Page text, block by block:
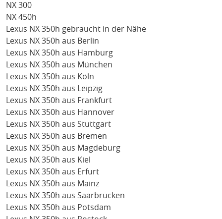
NX 300
NX 450h
Lexus NX 350h gebraucht in der Nähe
Lexus NX 350h aus Berlin
Lexus NX 350h aus Hamburg
Lexus NX 350h aus München
Lexus NX 350h aus Köln
Lexus NX 350h aus Leipzig
Lexus NX 350h aus Frankfurt
Lexus NX 350h aus Hannover
Lexus NX 350h aus Stuttgart
Lexus NX 350h aus Bremen
Lexus NX 350h aus Magdeburg
Lexus NX 350h aus Kiel
Lexus NX 350h aus Erfurt
Lexus NX 350h aus Mainz
Lexus NX 350h aus Saarbrücken
Lexus NX 350h aus Potsdam